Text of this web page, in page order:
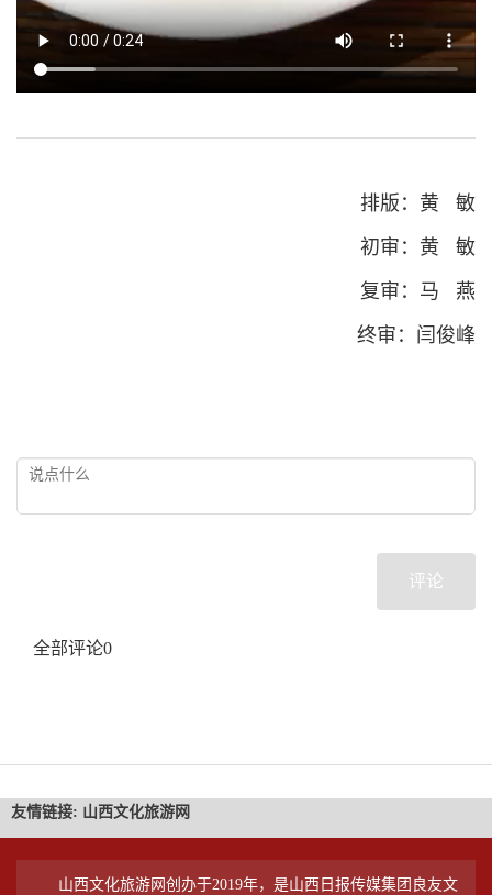
排版：黄 敏
初审：黄 敏
复审：马 燕
终审：闫俊峰
评论
全部评论0
友情链接: 山西文化旅游网
山西文化旅游网创办于2019年，是山西日报传媒集团良友文